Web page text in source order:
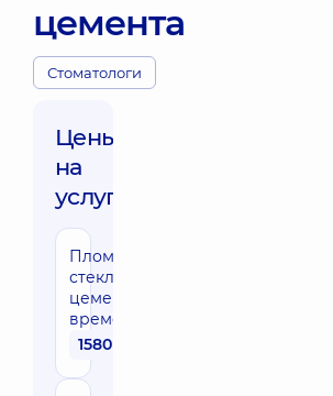
цемента
Стоматологи
Цены
на
услуги:
Пломба из
стеклоиономерного
цемента
временного зуба
1580 грн